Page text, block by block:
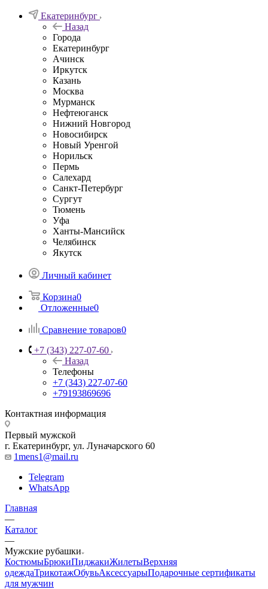
Екатеринбург
Назад
Города
Екатеринбург
Ачинск
Иркутск
Казань
Москва
Мурманск
Нефтеюганск
Нижний Новгород
Новосибирск
Новый Уренгой
Норильск
Пермь
Салехард
Санкт-Петербург
Сургут
Тюмень
Уфа
Ханты-Мансийск
Челябинск
Якутск
Личный кабинет
Корзина0
Отложенные0
Сравнение товаров0
+7 (343) 227-07-60
Назад
Телефоны
+7 (343) 227-07-60
+79193869696
Контактная информация
Первый мужской
г. Екатеринбург, ул. Луначарского 60
1mens1@mail.ru
Telegram
WhatsApp
Главная
—
Каталог
—
Мужские рубашки
КостюмыБрюкиПиджакиЖилетыВерхняя
одеждаТрикотажОбувьАксессуарыПодарочные сертификаты
для мужчин